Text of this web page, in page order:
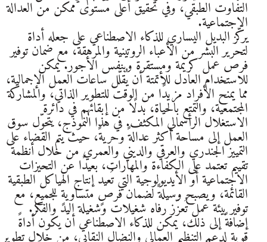
التفاوت الطبقي، وفي تحقيق أعلى مستوى ممكن من العدالة
الاجتماعية.
يركّز البديل اليساري للذكاء الاصطناعي على جعله أداة
لتحرير البشر من الأعباء الروتينية والمرهقة، مع ضمان توفير
فرص عمل كريمة ومستقرة وبنفس الأجور. يمكن
للاستخدام العادل للأتمتة أن يُقلّل ساعات العمل الإجمالية،
مما يمنح الأفراد مزيدًا من الوقت للتطوير الذاتي، والمشاركة
المجتمعية، والتمتع بالحياة، بدلًا من إبقائهم في دائرة
الاستغلال الرأسمالي المكثف. في هذا النموذج، يتحوّل سوق
العمل إلى مساحة أكثر عدالةً وحريةً، حيث يتم القضاء على
التمييز الجندري والعرقي والديني والعمري من خلال أنظمة
تقييم تعتمد على الكفاءة والمهارات، بعيدًا عن التحيزات
الاجتماعية أو الأيديولوجية التي تُعيد إنتاج الهياكل الطبقية
القائمة، ويصبح وسيلةً لضمان فرصٍ متساويةٍ للجميع، مع
توفير بيئة عمل تُعزّز رفاه شغيلات وشغيلة اليد والفكر.
إضافةً إلى ذلك، يمكن للذكاء الاصطناعي أن يكون أداةً